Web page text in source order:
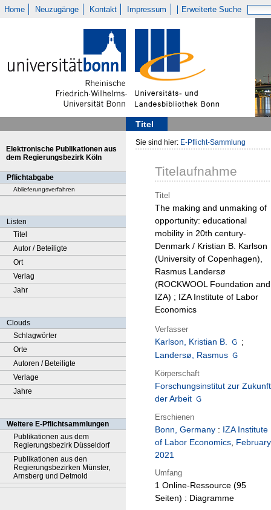
Home Neuzugänge Kontakt Impressum Erweiterte Suche
Titel
Elektronische Publikationen aus
dem Regierungsbezirk Köln
Pflichtabgabe
Ablieferungsverfahren
Listen
Titel
Autor / Beteiligte
Ort
Verlag
Jahr
Clouds
Schlagwörter
Orte
Autoren / Beteiligte
Verlage
Jahre
Weitere E-Pflichtsammlungen
Publikationen aus dem
Regierungsbezirk Düsseldorf
Publikationen aus den
Regierungsbezirken Münster,
Arnsberg und Detmold
Sie sind hier: E-Pflicht-Sammlung
Titelaufnahme
Titel
The making and unmaking of
opportunity: educational
mobility in 20th century-
Denmark / Kristian B. Karlson
(University of Copenhagen),
Rasmus Landersø
(ROCKWOOL Foundation and
IZA) ; IZA Institute of Labor
Economics
Verfasser
Karlson, Kristian B.
;
Landersø, Rasmus
Körperschaft
Forschungsinstitut zur Zukunft
der Arbeit
Erschienen
Bonn, Germany : IZA Institute
of Labor Economics, February
2021
Umfang
1 Online-Ressource (95
Seiten) : Diagramme